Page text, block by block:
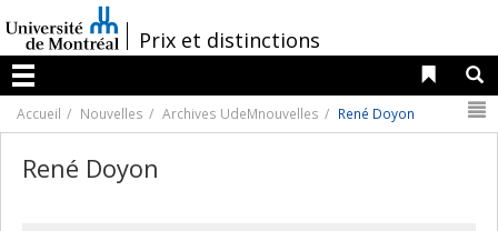
au
contenu
/Prix et distinctions
Menu
Liens
Accueil Nouvelles Archives UdeMnouvelles René Doyon
René Doyon